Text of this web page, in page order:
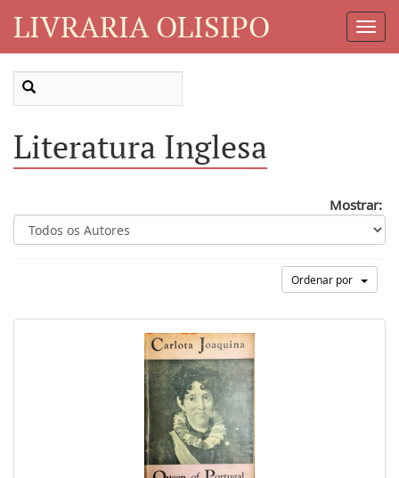
LIVRARIA OLISIPO
Literatura Inglesa
Mostrar:
Ordenar por